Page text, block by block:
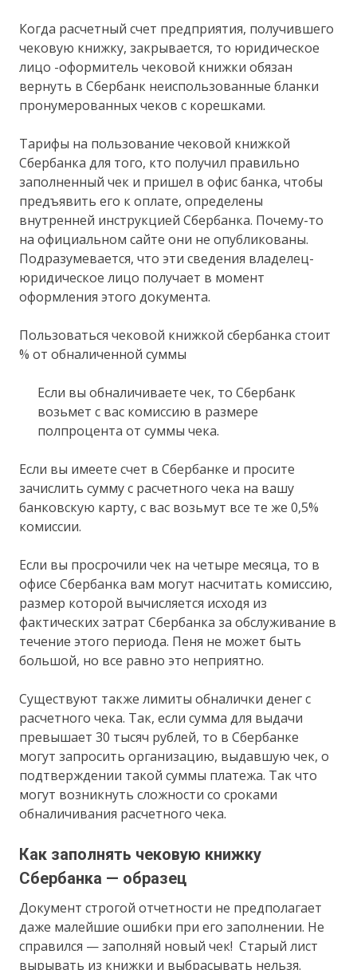
Когда расчетный счет предприятия, получившего
чековую книжку, закрывается, то юридическое
лицо -оформитель чековой книжки обязан
вернуть в Сбербанк неиспользованные бланки
пронумерованных чеков с корешками.
Тарифы на пользование чековой книжкой
Сбербанка для того, кто получил правильно
заполненный чек и пришел в офис банка, чтобы
предъявить его к оплате, определены
внутренней инструкцией Сбербанка. Почему-то
на официальном сайте они не опубликованы.
Подразумевается, что эти сведения владелец-
юридическое лицо получает в момент
оформления этого документа.
Пользоваться чековой книжкой сбербанка стоит
% от обналиченной суммы
Если вы обналичиваете чек, то Сбербанк
возьмет с вас комиссию в размере
полпроцента от суммы чека.
Если вы имеете счет в Сбербанке и просите
зачислить сумму с расчетного чека на вашу
банковскую карту, с вас возьмут все те же 0,5%
комиссии.
Если вы просрочили чек на четыре месяца, то в
офисе Сбербанка вам могут насчитать комиссию,
размер которой вычисляется исходя из
фактических затрат Сбербанка за обслуживание в
течение этого периода. Пеня не может быть
большой, но все равно это неприятно.
Существуют также лимиты обналички денег с
расчетного чека. Так, если сумма для выдачи
превышает 30 тысяч рублей, то в Сбербанке
могут запросить организацию, выдавшую чек, о
подтверждении такой суммы платежа. Так что
могут возникнуть сложности со сроками
обналичивания расчетного чека.
Как заполнять чековую книжку
Сбербанка — образец
Документ строгой отчетности не предполагает
даже малейшие ошибки при его заполнении. Не
справился — заполняй новый чек! Старый лист
вырывать из книжки и выбрасывать нельзя.